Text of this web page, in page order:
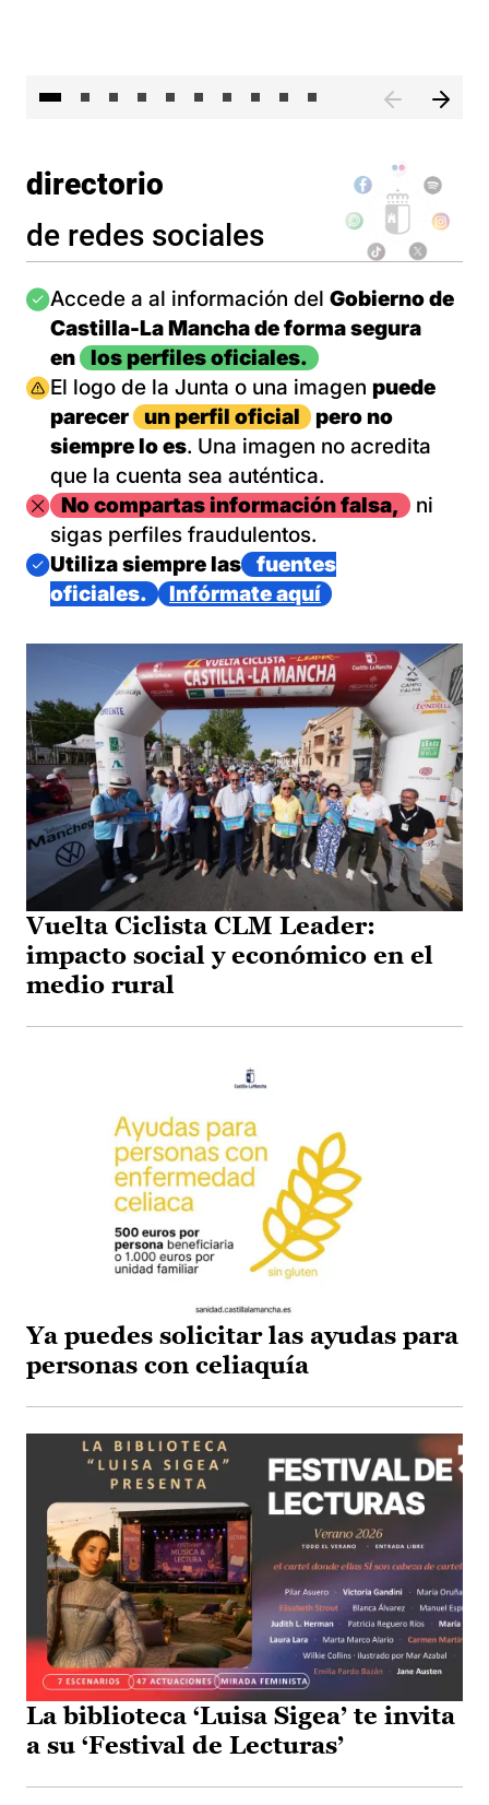
directorio
de redes sociales
Imagen
Accede a al información del Gobierno de
Castilla-La Mancha de forma segura
en
los perfiles oficiales.
Imagen
El logo de la Junta o una imagen puede
parecer
un perfil oficial
pero no
siempre lo es. Una imagen no acredita
que la cuenta sea auténtica.
ImagenNo compartas información falsa,
ni
sigas perfiles fraudulentos.
Imagen
Utiliza siempre las
fuentes
oficiales.
Infórmate aquí
Vuelta Ciclista CLM Leader:
impacto social y económico en el
medio rural
Ya puedes solicitar las ayudas para
personas con celiaquía
La biblioteca ‘Luisa Sigea’ te invita
a su ‘Festival de Lecturas’